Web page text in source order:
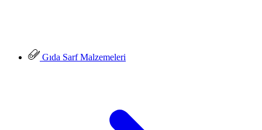
Gıda Sarf Malzemeleri